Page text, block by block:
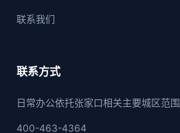
联系我们
联系方式
日常办公依托张家口相关主要城区范围
400-463-4364